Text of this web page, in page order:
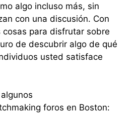
algo incluso más, sin
con una discusión. Con
para disfrutar sobre
de descubrir algo de qué
usted satisface
foros en Boston: